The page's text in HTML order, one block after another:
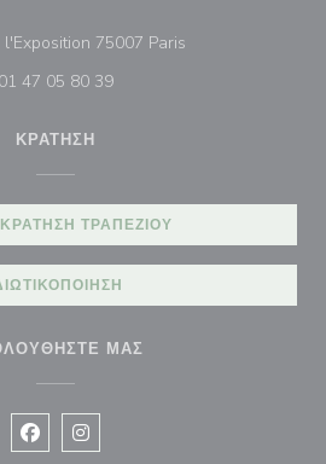
75007 Paris((ανοίγει σε νέο
01 47 05 80 39
ΚΡΆΤΗΣΗ
ΤΡΑΠΕΖΙΟΎ
ΜΑΣ
Facebook ((ανοίγει σε νέο
Instagram ((ανοίγει σε νέο